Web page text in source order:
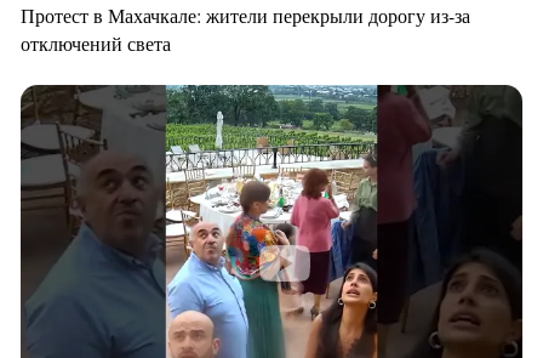
Протест в Махачкале: жители перекрыли дорогу из-за
отключений света